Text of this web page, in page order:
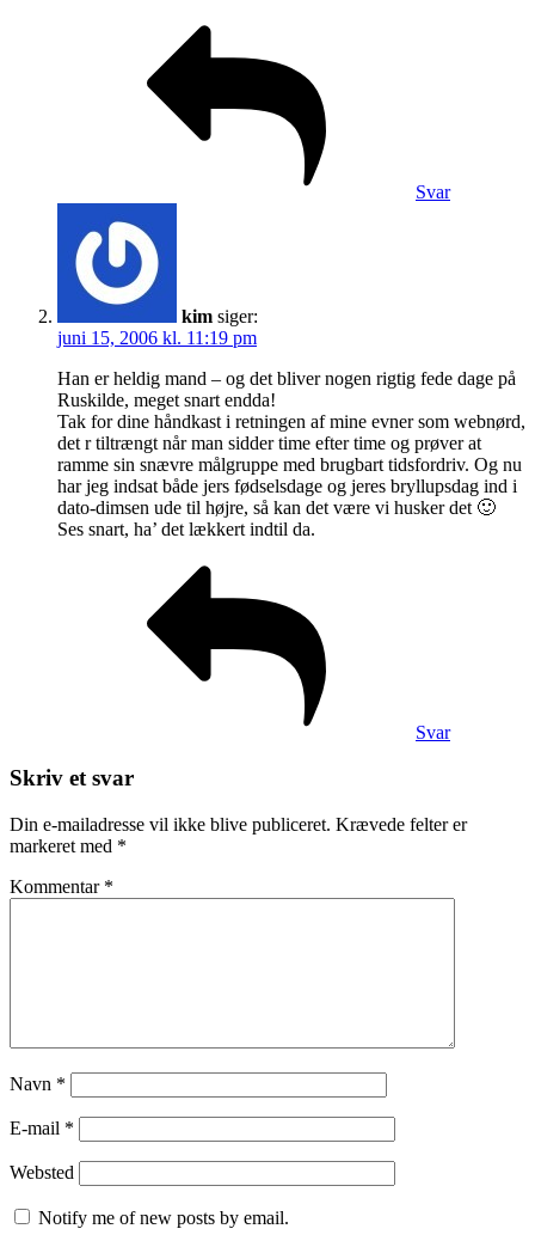
Svar
kim siger:
juni 15, 2006 kl. 11:19 pm
Han er heldig mand – og det bliver nogen rigtig fede dage på
Ruskilde, meget snart endda!
Tak for dine håndkast i retningen af mine evner som webnørd,
det r tiltrængt når man sidder time efter time og prøver at
ramme sin snævre målgruppe med brugbart tidsfordriv. Og nu
har jeg indsat både jers fødselsdage og jeres bryllupsdag ind i
dato-dimsen ude til højre, så kan det være vi husker det 🙂
Ses snart, ha’ det lækkert indtil da.
Svar
Skriv et svar
Din e-mailadresse vil ikke blive publiceret. Krævede felter er
markeret med *
Kommentar *
Navn *
E-mail *
Websted
Notify me of new posts by email.